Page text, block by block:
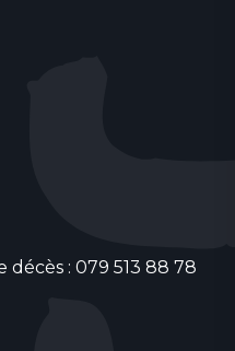
: 079 513 88 78